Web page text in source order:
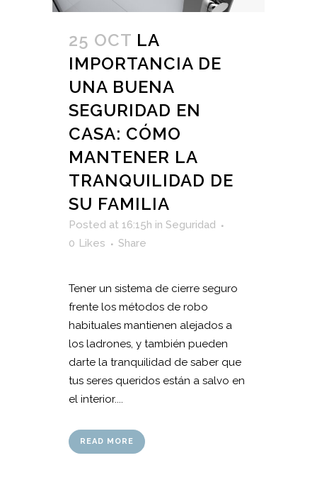
25 OCT LA
IMPORTANCIA DE
UNA BUENA
SEGURIDAD EN
CASA: CÓMO
MANTENER LA
TRANQUILIDAD DE
SU FAMILIA
Posted at 16:15h in Seguridad
0 Likes Share
Tener un sistema de cierre seguro
frente los métodos de robo
habituales mantienen alejados a
los ladrones, y también pueden
darte la tranquilidad de saber que
tus seres queridos están a salvo en
el interior....
READ MORE